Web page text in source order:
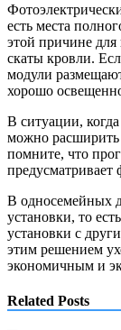
есть места
этой причине
скаты кровли.
модули
хорошо
В ситуации,
можно расширить
помните, что
предусматривает
В односемейных
установки, то
установки с
этим решением
экономичным и
Related Posts